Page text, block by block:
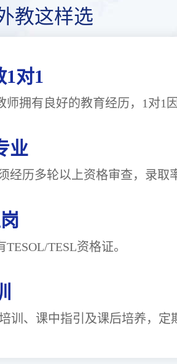
教这样选
1对1
师拥有良好的教育经历，1对
业
须经历多轮以上资格审查，
有TESOL/TESL资
训、课中指引及课后培养，定